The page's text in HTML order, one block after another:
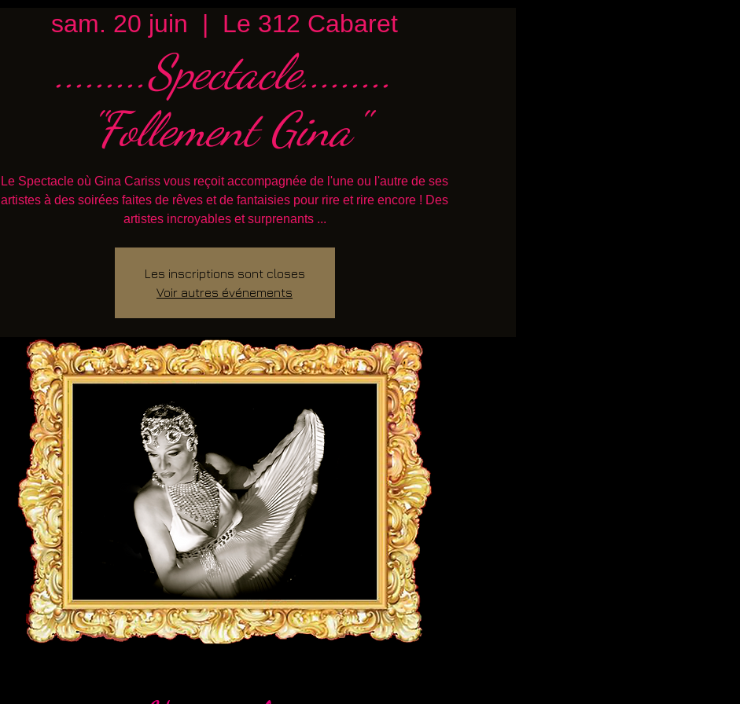
sam. 20 juin
  |
Le 312 Cabaret
.........Spectacle.........
"Follement Gina"
Le Spectacle où Gina Cariss vous reçoit accompagnée de l'une ou l'autre de ses
artistes à des soirées faites de rêves et de fantaisies pour rire et rire encore ! Des
artistes incroyables et surprenants ...
Les inscriptions sont closes
Voir autres événements